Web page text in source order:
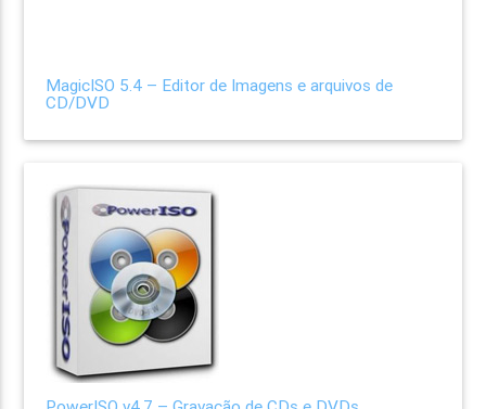
MagicISO 5.4 – Editor de Imagens e arquivos de
CD/DVD